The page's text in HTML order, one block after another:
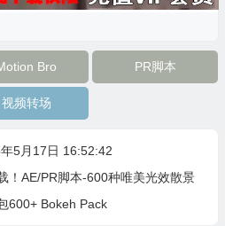
Bro PR脚本
视频转场
5月17日 16:52:42
！ AE/PR脚本-600种唯美光效散景
600+ Bokeh Pack